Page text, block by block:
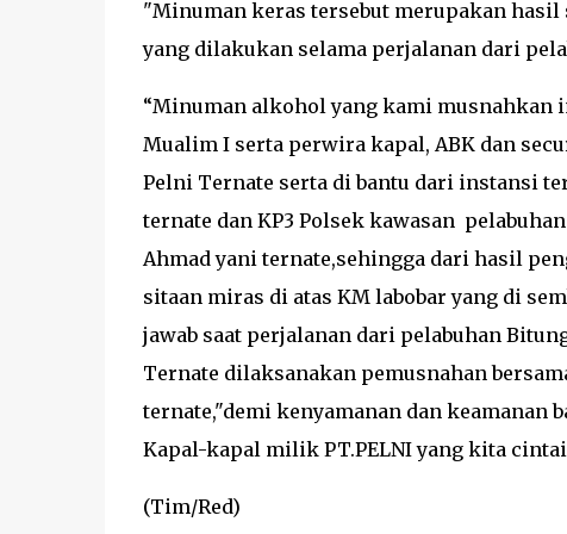
"Minuman keras tersebut merupakan hasil
yang dilakukan selama perjalanan dari
“Minuman alkohol yang kami musnahkan
Mualim I serta perwira kapal, ABK dan
Pelni Ternate serta di bantu dari instansi
ternate dan KP3 Polsek kawasan
Ahmad yani ternate,sehingga dari hasil
sitaan miras di atas KM labobar yang di
jawab saat perjalanan dari pelabuhan
Ternate dilaksanakan pemusnahan
ternate,"demi kenyamanan dan keamanan
Kapal-kapal milik PT.PELNI yang kita
(Tim/Red)